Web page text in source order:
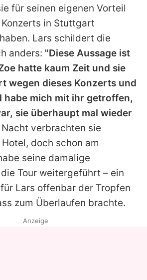
für seinen eigenen Vorteil
in Stuttgart
Lars schildert die
anders: "Diese Aussage ist
hatte kaum Zeit und sie
wegen dieses Konzerts und
habe mich mit ihr getroffen,
sie überhaupt mal wieder
Nacht verbrachten sie
doch schon am
seine damalige
Tour weitergeführt – ein
Lars offenbar der Tropfen
zum Überlaufen brachte.
Anzeige